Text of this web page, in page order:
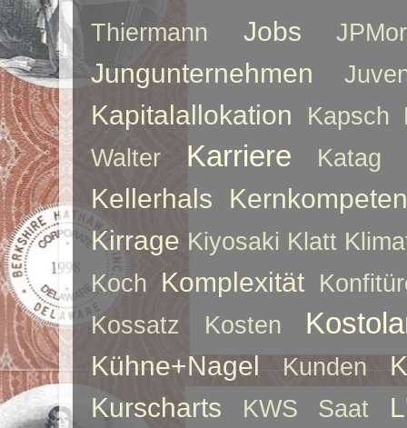
Thiermann Jobs
Jungunternehmen
Kapitalallokation Kapsch
Walter
Karriere Katag
Kellerhals
Kirrage Kiyosaki Klatt
Koch Komplexität
Kossatz
Kosten
Kühne+Nagel Kunden
Kurscharts
KWS Saat